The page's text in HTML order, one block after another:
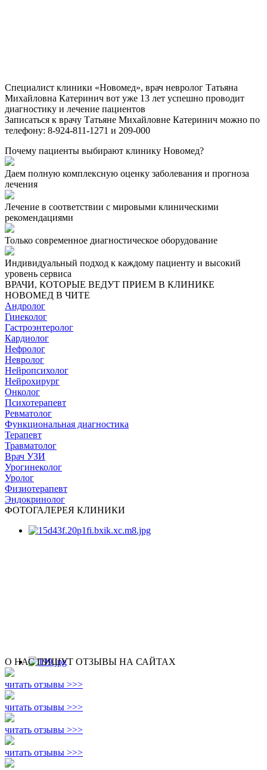
Специалист клиники «Новомед», врач невролог Татьяна
Михайловна Катеринич вот уже 13 лет успешно проводит
диагностику и лечение пациентов
Записаться к врачу Татьяне Михайловне Катеринич можно по
телефону: 8-924-811-1271 и 209-000
Почему пациенты выбирают клинику Новомед?
Даем полную комплексную оценку заболевания и прогноза
лечения
Лечение в соответствии с мировыми клиническими
рекомендациями
Только современное диагностическое оборудование
Индивидуальный подход к каждому пациенту и высокий
уровень сервиса
ВРАЧИ, КОТОРЫЕ ВЕДУТ ПРИЕМ В КЛИНИКЕ
НОВОМЕД В ЧИТЕ
Андролог
Гинеколог
Гастроэнтеролог
Кардиолог
Нефролог
Невролог
Нейропсихолог
Нейрохирург
Онколог
Психотерапевт
Ревматолог
Функциональная диагностика
Терапевт
Травматолог
Врач УЗИ
Урогинеколог
Уролог
Физиотерапевт
Эндокринолог
ФОТОГАЛЕРЕЯ КЛИНИКИ
О НАС ПИШУТ ОТЗЫВЫ НА САЙТАХ
читать отзывы >>>
читать отзывы >>>
читать отзывы >>>
читать отзывы >>>